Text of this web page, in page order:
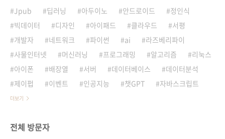
Jpub 딥러닝 아두이노 안드로이드
정인식
빅데이터
디자인 아이패드 클라우드
서평
개발자
네트워크 파이썬 ai
라즈베리파이
사물인터넷
머신러닝 프로그래밍 알고리즘
리눅스
아이폰
배장열 서버 데이터베이스
데이터분석
제이펍
이벤트 인공지능 챗GPT 자바스크립트
더보기
전체 방문자